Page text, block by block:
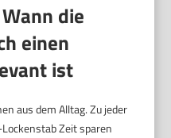
die
einen
ist
aus dem Alltag. Zu jeder
Zeit sparen